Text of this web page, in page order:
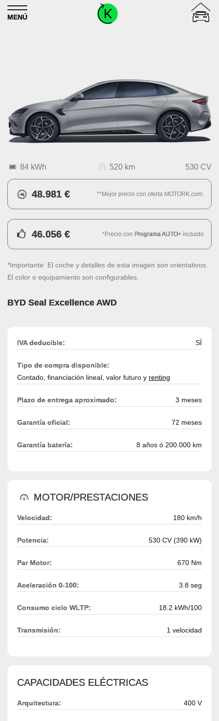
Skip to content
MENÚ
84 kWh 520 km 530 CV
48.981 € **Mejor precio con oferta MOTORK.com.
46.056 € *Precio con Programa AUTO+ incluido
*Importante: El coche y detalles de esta imagen son orientativos.
El color o equipamiento son configurables.
BYD Seal Excellence AWD
IVA deducible: SÍ
Tipo de compra disponible:
Contado, financiación lineal, valor futuro y renting
Plazo de entrega aproximado: 3 meses
Garantía oficial: 72 meses
Garantía batería: 8 años ó 200.000 km
MOTOR/PRESTACIONES
Velocidad: 180 km/h
Potencia: 530 CV (390 kW)
Par Motor: 670 Nm
Aceleración 0-100: 3.8 seg
Consumo ciclo WLTP: 18.2 kWh/100
Transmisión: 1 velocidad
CAPACIDADES ELÉCTRICAS
Arquitectura: 400 V